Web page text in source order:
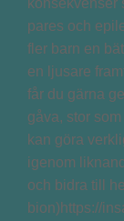
konsekvenser
pares och
fler barn en
en ljusare
får du gärna
gåva, stor
kan göra
igenom
och bidra till
bion)https://